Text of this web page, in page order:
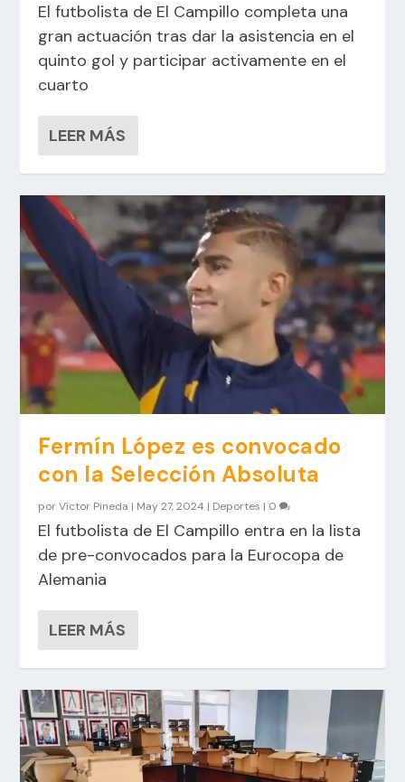
El futbolista de El Campillo completa una
gran actuación tras dar la asistencia en el
quinto gol y participar activamente en el
cuarto
LEER MÁS
Fermín López es convocado
con la Selección Absoluta
porVíctor Pineda | May 27, 2024 | Deportes | 0
El futbolista de El Campillo entra en la lista
de pre-convocados para la Eurocopa de
Alemania
LEER MÁS